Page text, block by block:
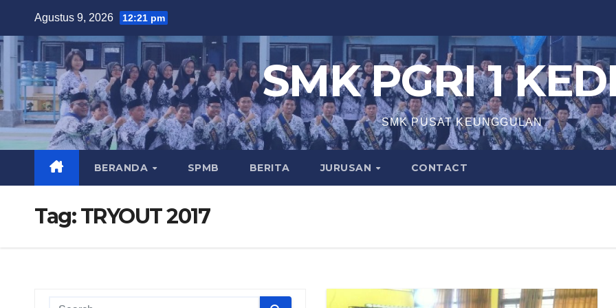
content
Agustus 9, 2026 12:21 pm
SMK PGRI 1
SMK PUSAT KEUNGGULAN
BERANDA SPMB BERITA JURUSAN CONTACT
Tag:TRYOUT 2017